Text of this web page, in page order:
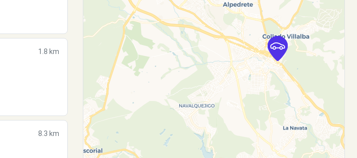
1.8 km
8.3 km